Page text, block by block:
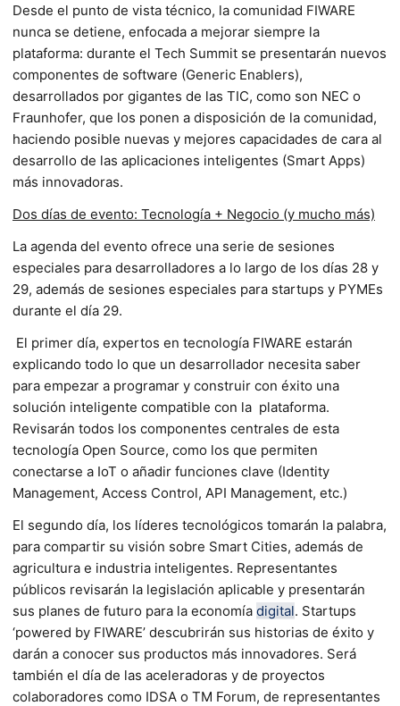
Desde el punto de vista técnico, la comunidad FIWARE
nunca se detiene, enfocada a mejorar siempre la
plataforma: durante el Tech Summit se presentarán nuevos
componentes de software (Generic Enablers),
desarrollados por gigantes de las TIC, como son NEC o
Fraunhofer, que los ponen a disposición de la comunidad,
haciendo posible nuevas y mejores capacidades de cara al
desarrollo de las aplicaciones inteligentes (Smart Apps)
más innovadoras.
Dos días de evento: Tecnología + Negocio (y mucho más)
La agenda del evento ofrece una serie de sesiones
especiales para desarrolladores a lo largo de los días 28 y
29, además de sesiones especiales para startups y PYMEs
durante el día 29.
El primer día, expertos en tecnología FIWARE estarán
explicando todo lo que un desarrollador necesita saber
para empezar a programar y construir con éxito una
solución inteligente compatible con la plataforma.
Revisarán todos los componentes centrales de esta
tecnología Open Source, como los que permiten
conectarse a IoT o añadir funciones clave (Identity
Management, Access Control, API Management, etc.)
El segundo día, los líderes tecnológicos tomarán la palabra,
para compartir su visión sobre Smart Cities, además de
agricultura e industria inteligentes. Representantes
públicos revisarán la legislación aplicable y presentarán
sus planes de futuro para la economía digital. Startups
‘powered by FIWARE’ descubrirán sus historias de éxito y
darán a conocer sus productos más innovadores. Será
también el día de las aceleradoras y de proyectos
colaboradores como IDSA o TM Forum, de representantes